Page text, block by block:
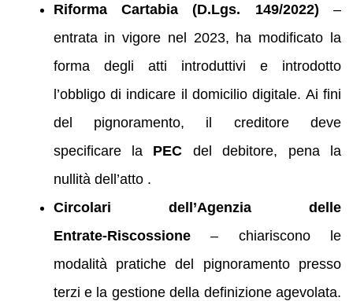
Riforma Cartabia (D.Lgs. 149/2022) –
entrata in vigore nel 2023, ha modificato la
forma degli atti introduttivi e introdotto
l’obbligo di indicare il domicilio digitale. Ai fini
del pignoramento, il creditore deve
specificare la PEC del debitore, pena la
nullità dell’atto .
Circolari dell’Agenzia delle
Entrate‑Riscossione– chiariscono le
modalità pratiche del pignoramento presso
terzi e la gestione della definizione agevolata.